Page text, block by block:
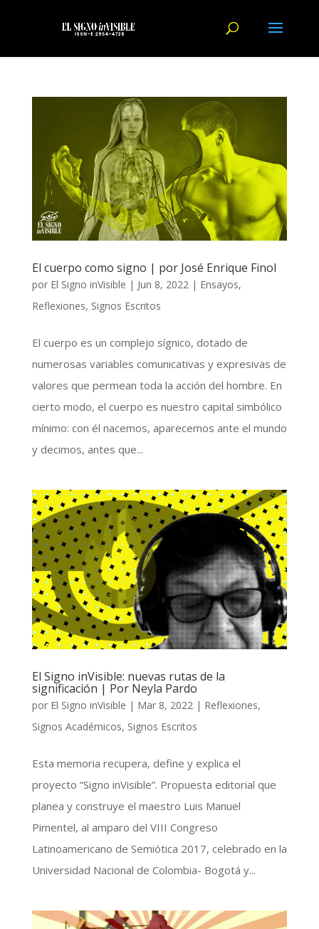
El cuerpo como signo | por José Enrique Finol
por El Signo inVisible | Jun 8, 2022 | Ensayos,
Reflexiones, Signos Escritos
El cuerpo es un complejo sígnico, dotado de
numerosas variables comunicativas y expresivas de
valores que permean toda la acción del hombre. En
cierto modo, el cuerpo es nuestro capital simbólico
mínimo: con él nacemos, aparecemos ante el mundo
y decimos, antes que...
El Signo inVisible: nuevas rutas de la
significación | Por Neyla Pardo
por El Signo inVisible | Mar 8, 2022 | Reflexiones,
Signos Académicos, Signos Escritos
Esta memoria recupera, define y explica el
proyecto “Signo inVisible”. Propuesta editorial que
planea y construye el maestro Luis Manuel
Pimentel, al amparo del VIII Congreso
Latinoamericano de Semiótica 2017, celebrado en la
Universidad Nacional de Colombia- Bogotá y...